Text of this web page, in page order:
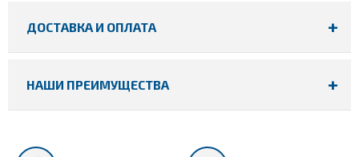
ДОСТАВКА И ОПЛАТА
НАШИ ПРЕИМУЩЕСТВА